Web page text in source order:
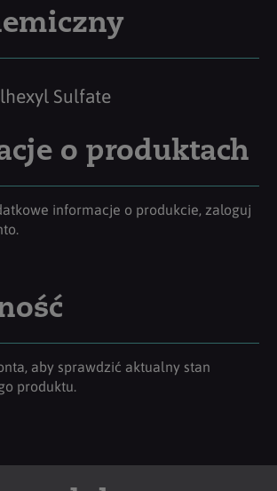
Sulfate
o produktach
informacje o produkcie, zaloguj
aby sprawdzić aktualny stan
produktu.